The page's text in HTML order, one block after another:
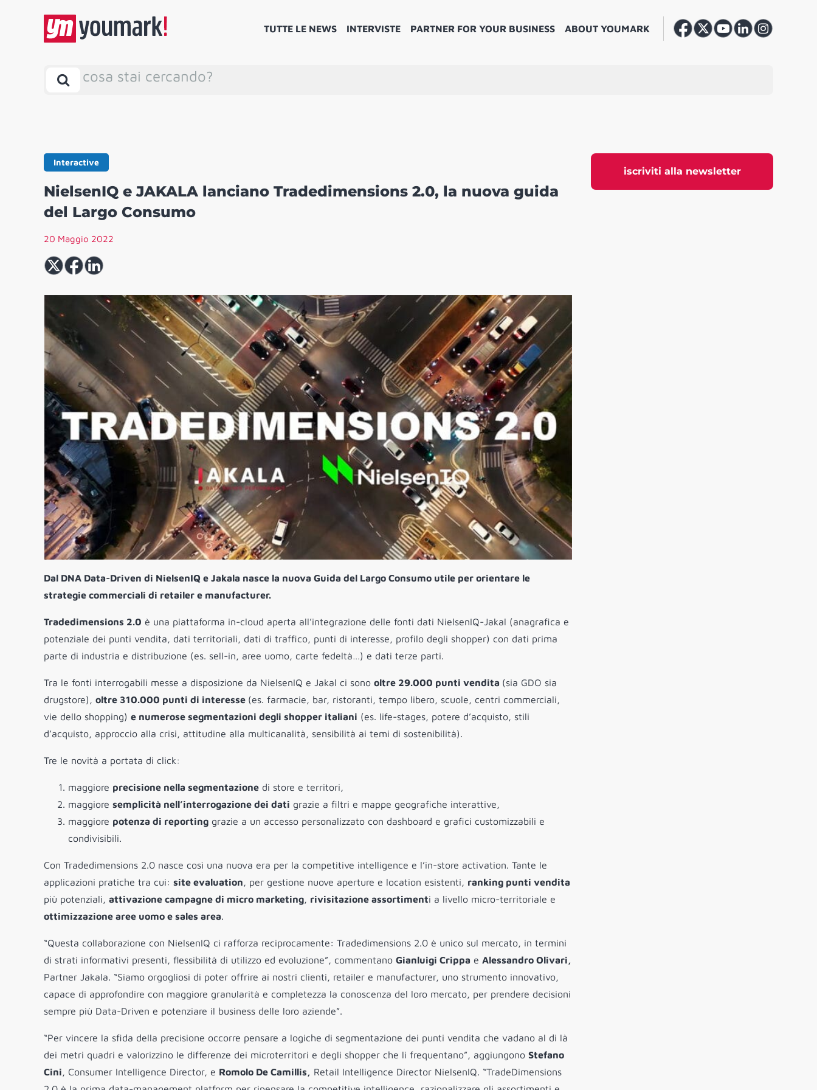
TUTTE LE NEWS INTERVISTE PARTNER FOR YOUR BUSINESS ABOUT YOUMARK
cosa stai cercando?
iscriviti alla newsletter
Interactive
NielsenIQ e JAKALA lanciano Tradedimensions 2.0, la nuova guida
del Largo Consumo
20 Maggio 2022
Dal DNA Data-Driven di NielsenIQ e Jakala nasce la nuova Guida del Largo Consumo utile per orientare le
strategie commerciali di retailer e manufacturer.
Tradedimensions 2.0 è una piattaforma in-cloud aperta all’integrazione delle fonti dati NielsenIQ-Jakal (anagrafica e
potenziale dei punti vendita, dati territoriali, dati di traffico, punti di interesse, profilo degli shopper) con dati prima
parte di industria e distribuzione (es. sell-in, aree uomo, carte fedeltà…) e dati terze parti.
Tra le fonti interrogabili messe a disposizione da NielsenIQ e Jakal ci sono oltre 29.000 punti vendita (sia GDO sia
drugstore), oltre 310.000 punti di interesse (es. farmacie, bar, ristoranti, tempo libero, scuole, centri commerciali,
vie dello shopping) e numerose segmentazioni degli shopper italiani (es. life-stages, potere d’acquisto, stili
d’acquisto, approccio alla crisi, attitudine alla multicanalità, sensibilità ai temi di sostenibilità).
Tre le novità a portata di click:
maggiore precisione nella segmentazione di store e territori,
maggiore semplicità nell’interrogazione dei dati grazie a filtri e mappe geografiche interattive,
maggiore potenza di reporting grazie a un accesso personalizzato con dashboard e grafici customizzabili e
condivisibili.
Con Tradedimensions 2.0 nasce così una nuova era per la competitive intelligence e l’in-store activation. Tante le
applicazioni pratiche tra cui: site evaluation, per gestione nuove aperture e location esistenti, ranking punti vendita
più potenziali, attivazione campagne di micro marketing, rivisitazione assortimenti a livello micro-territoriale e
ottimizzazione aree uomo e sales area.
“Questa collaborazione con NielsenIQ ci rafforza reciprocamente: Tradedimensions 2.0 è unico sul mercato, in termini
di strati informativi presenti, flessibilità di utilizzo ed evoluzione”, commentano Gianluigi Crippa e Alessandro Olivari,
Partner Jakala. “Siamo orgogliosi di poter offrire ai nostri clienti, retailer e manufacturer, uno strumento innovativo,
capace di approfondire con maggiore granularità e completezza la conoscenza del loro mercato, per prendere decisioni
sempre più Data-Driven e potenziare il business delle loro aziende”.
“Per vincere la sfida della precisione occorre pensare a logiche di segmentazione dei punti vendita che vadano al di là
dei metri quadri e valorizzino le differenze dei microterritori e degli shopper che li frequentano”, aggiungono Stefano
Cini, Consumer Intelligence Director, e Romolo De Camillis, Retail Intelligence Director NielsenIQ. “TradeDimensions